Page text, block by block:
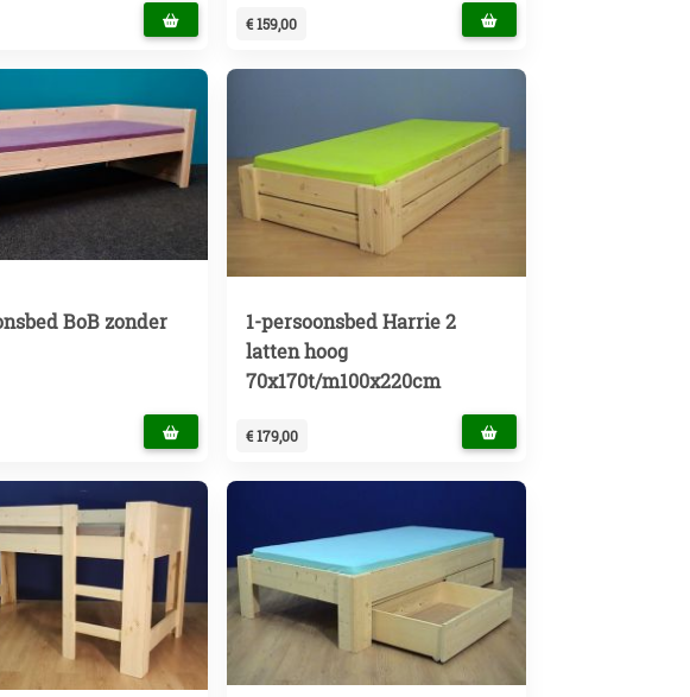
€ 159,00
BoB zonder
1-persoonsbed Harrie 2
latten hoog
70x170t/m100x220cm
€ 179,00